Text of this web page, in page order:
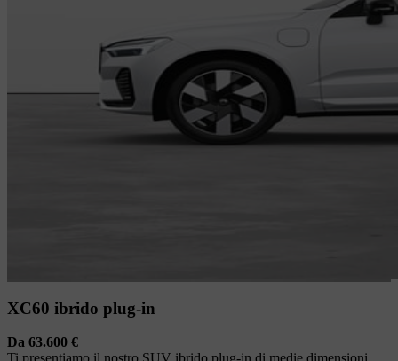
XC60 ibrido plug-in
Da 63.600 €